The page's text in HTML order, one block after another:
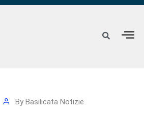
By Basilicata Notizie